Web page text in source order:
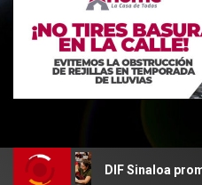
DIF Sinaloa promueve